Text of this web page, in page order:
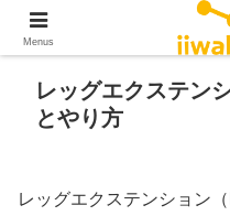
レッグエクステン
とやり方
レッグエクステンション
Menus